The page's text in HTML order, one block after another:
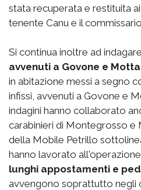
stata recuperata e restituita
tenente Canu e il
Si continua inoltre ad
avvenuti a Govone e
in abitazione messi a segno
infissi, avvenuti a Govone e
indagini hanno collaborato
carabinieri di Montegrosso e
della Mobile Petrillo
hanno lavorato
lunghi appostamenti e
avvengono soprattutto negli